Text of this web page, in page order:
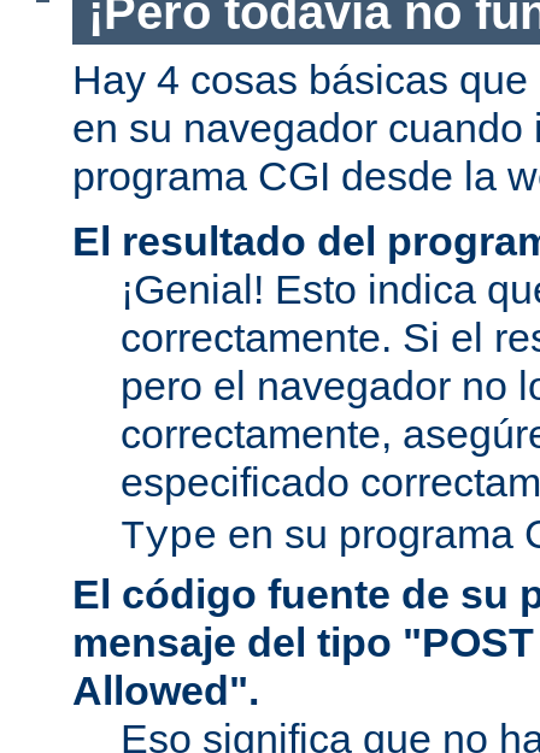
¡Pero todavía no
Hay 4 cosas básicas
en su navegador
programa CGI desde la
El resultado del
¡Genial! Esto indica
correctamente. Si el
pero el navegador no
correctamente,
especificado
Type en su programa
El código fuente de su
mensaje del tipo
Allowed".
Eso significa que no